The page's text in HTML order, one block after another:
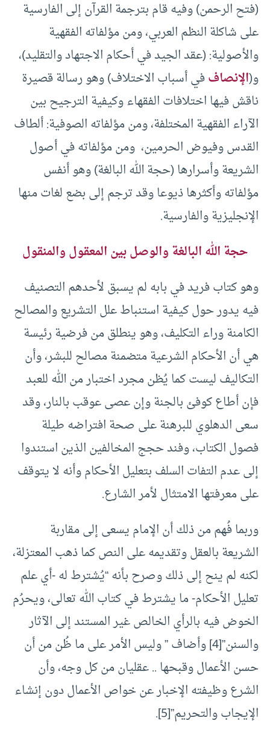
(فتح الرحمن) وفيه قام بترجمة القرآن إلى الفارسية
على شاكلة النظم العربي، ومن مؤلفاته الفقهية
والأصولية: (عقد الجيد في أحكام الاجتهاد والتقليد)،
و(الإنصاففي أسباب الاختلاف) وهو رسالة قصيرة
ناقش فيها اختلافات الفقهاء وكيفية الترجيح بين
الآراء الفقهية المختلفة، ومن مؤلفاته الصوفية: ألطاف
القدس وفيوض الحرمين، ومن مؤلفاته في أصول
الشريعة وأسرارها (حجة الله البالغة) وهو أنفس
مؤلفاته وأكثرها ذيوعا وقد ترجم إلى بضع لغات منها
الإنجليزية والفارسية.
حجة الله البالغة والوصل بين المعقول والمنقول
وهو كتاب فريد في بابه لم يسبق لأحدهم التصنيف
فيه يدور حول كيفية استنباط علل التشريع والمصالح
الكامنة وراء التكليف، وهو ينطلق من فرضية رئيسة
هي أن الأحكام الشرعية متضمنة مصالح للبشر، وأن
التكاليف ليست كما يُظن مجرد اختبار من الله للعبد
فإن أطاع كوفئ بالجنة وإن عصى عوقب بالنار، وقد
سعى الدهلوي للبرهنة على صحة افتراضه طيلة
فصول الكتاب، وفند حجج المخالفين الذين استندوا
إلى عدم التفات السلف بتعليل الأحكام وأنه لا يتوقف
على معرفتها الامتثال لأمر الشارع.
وربما فُهم من ذلك أن الإمام يسعى إلى مقاربة
الشريعة بالعقل وتقديمه على النص كما ذهب المعتزلة،
لكنه لم ينح إلى ذلك وصرح بأنه “يُشترط له -أي علم
تعليل الأحكام- ما يشترط في كتاب الله تعالى، ويحرُم
الخوض فيه بالرأي الخالص غير المستند إلى الآثار
والسنن”[4] وأضاف ” وليس الأمر على ما ظُن من أن
حسن الأعمال وقبحها .. عقليان من كل وجه، وأن
الشرع وظيفته الإخبار عن خواص الأعمال دون إنشاء
الإيجاب والتحريم”[5]
.